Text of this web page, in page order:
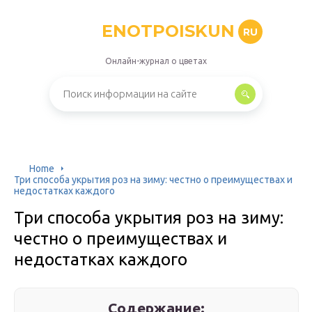
ENOTPOISKUN RU
Онлайн-журнал о цветах
Home
Три способа укрытия роз на зиму: честно о преимуществах и
недостатках каждого
Три способа укрытия роз на зиму:
честно о преимуществах и
недостатках каждого
Содержание: